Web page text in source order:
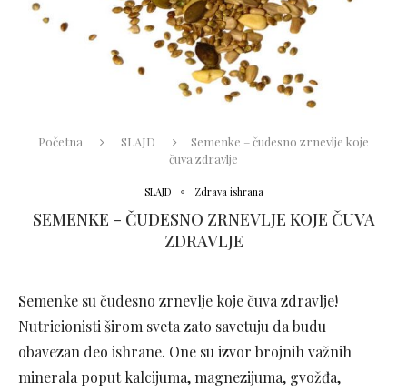
Početna SLAJD
Semenke – čudesno zrnevlje koje
čuva zdravlje
SLAJD Zdrava ishrana
SEMENKE – ČUDESNO ZRNEVLJE KOJE ČUVA
ZDRAVLJE
Semenke su čudesno zrnevlje koje čuva zdravlje!
Nutricionisti širom sveta zato savetuju da budu
obavezan deo ishrane. One su izvor brojnih važnih
minerala poput kalcijuma, magnezijuma, gvožđa,